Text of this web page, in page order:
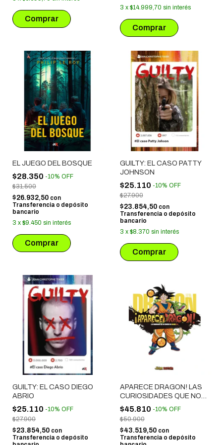
3 x $14.999,70 sin interés
EL JUEGO DEL BOSQUE
$28.350 -10% OFF
$31.500
$26.932,50 con
Transferencia o depósito
bancario
3 x $9.450 sin interés
GUILTY: EL CASO PATTY
JOHNSON
$25.110 -10% OFF
$27.900
$23.854,50 con
Transferencia o depósito
bancario
3 x $8.370 sin interés
GUILTY: EL CASO DIEGO
ABRIO
$25.110 -10% OFF
$27.900
$23.854,50 con
Transferencia o depósito
APARECE DRAGON! LAS
CURIOSIDADES QUE NO
CONOCIAS DE DRAGON
BALL
$45.810 -10% OFF
$50.900
$43.519,50 con
Transferencia o depósito